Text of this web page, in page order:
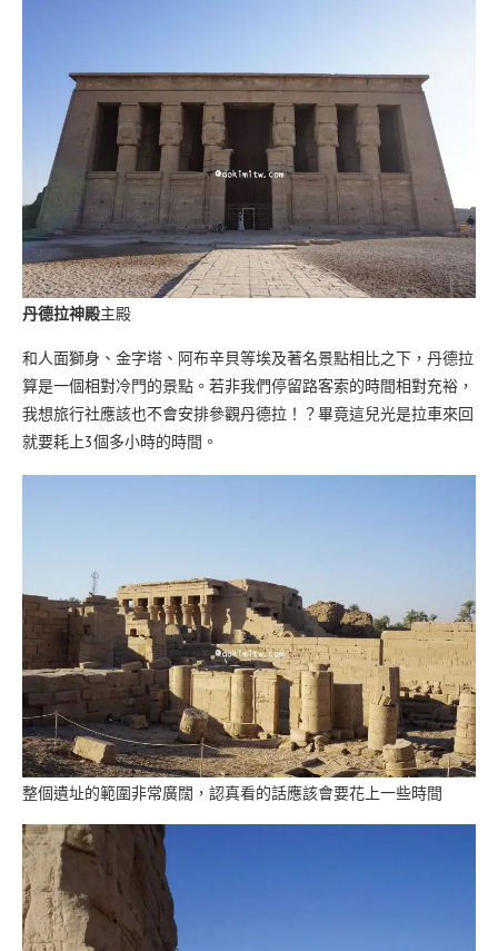
丹德拉神殿主殿
和人面獅身、金字塔、阿布辛貝等埃及著名景點相比之下，丹德拉
算是一個相對冷門的景點。若非我們停留路客索的時間相對充裕，
我想旅行社應該也不會安排參觀丹德拉！？畢竟這兒光是拉車來回
就要耗上3個多小時的時間。
整個遺址的範圍非常廣闊，認真看的話應該會要花上一些時間